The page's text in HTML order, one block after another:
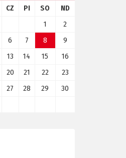
CZ PI SO
ND
1
2
6 7 8
9
13 14 15
16
20 21 22
23
27 28 29
30